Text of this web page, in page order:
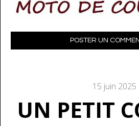
POSTER UN
15 juin 2025
UN PETIT